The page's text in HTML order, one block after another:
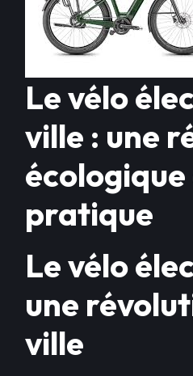
Le vélo
ville : une
pratique
Le vélo
une
ville